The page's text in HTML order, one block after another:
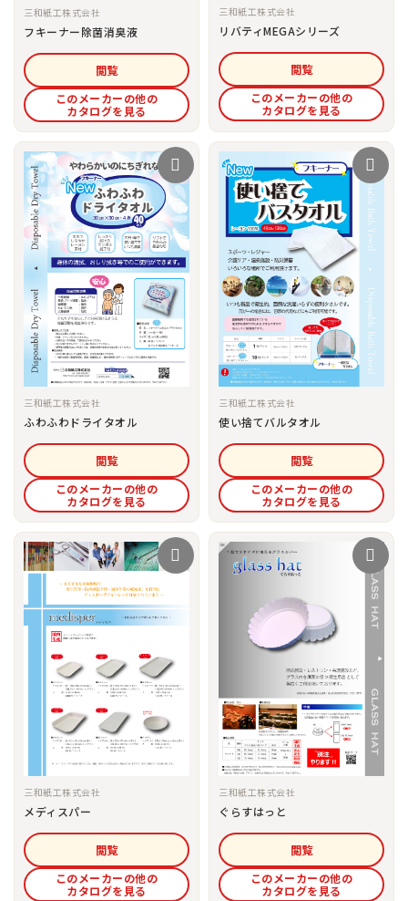
三和紙工株式会社
フキーナー除菌消臭液
閲覧
このメーカーの他の
カタログを見る
三和紙工株式会社
リバティMEGAシリーズ
閲覧
このメーカーの他の
カタログを見る
三和紙工株式会社
ふわふわドライタオル
閲覧
このメーカーの他の
カタログを見る
三和紙工株式会社
使い捨てバルタオル
閲覧
このメーカーの他の
カタログを見る
三和紙工株式会社
メディスパー
閲覧
このメーカーの他の
カタログを見る
三和紙工株式会社
ぐらすはっと
閲覧
このメーカーの他の
カタログを見る